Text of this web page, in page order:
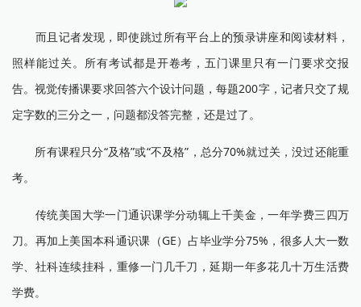
而且记者发现，即使跳过所有平台上的预录讲座和阅读材料，
照样能过关。所有考试都是开卷考，五门课里只有一门要求交报
告。视觉传播课要求回答六个设计问题，每题200字，记者只交了规
定字数的三分之一，问题都没答完整，还是过了。
所有课程只分“及格”或“不及格”，总分70%就过关，没过还能重
考。
传统美国大学一门通识课学分动辄上千美金，一年学费三四万
刀。再加上美国本科通识课（GE）占毕业学分75%，很多人大一数
学、社科连续挂科，重修一门几千刀，延期一年多花几十万生活费
学费。